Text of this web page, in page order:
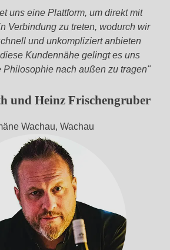
uns eine Plattform, um direkt mit
Verbindung zu treten, wodurch wir
und unkompliziert anbieten
Kundennähe gelingt es uns
Philosophie nach außen zu tragen"
und Heinz Frischengruber
Wachau, Wachau